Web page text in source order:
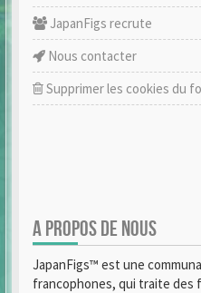
JapanFigs recrute
Nous contacter
Supprimer les cookies du
A PROPOS DE NOUS
JapanFigs™ est une
francophones, qui traite des